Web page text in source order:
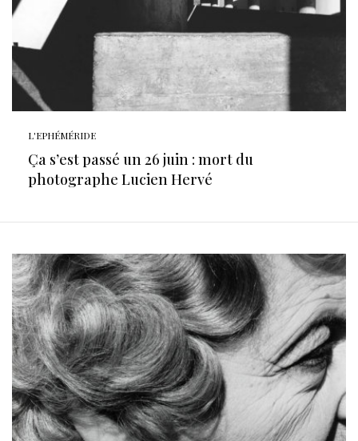
L'EPHÉMÉRIDE
Ça s’est passé un 26 juin : mort du
photographe Lucien Hervé